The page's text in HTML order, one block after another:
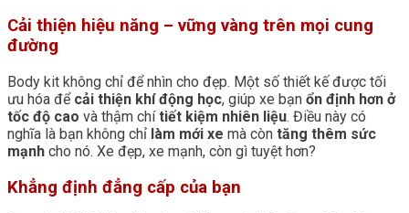
Cải thiện hiệu năng – vững vàng trên mọi cung
đường
Body kit không chỉ để nhìn cho đẹp. Một số thiết kế được tối
ưu hóa để cải thiện khí động học, giúp xe bạn ổn định hơn ở
tốc độ cao và thậm chítiết kiệm nhiên liệu. Điều này có
nghĩa là bạn không chỉ làm mới xe mà còn tăng thêm sức
mạnh cho nó. Xe đẹp, xe mạnh, còn gì tuyệt hơn?
Khẳng định đẳng cấp của bạn